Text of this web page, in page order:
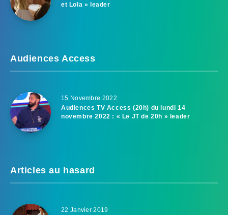
et Lola » leader
Audiences Access
15 Novembre 2022
Audiences TV Access (20h) du lundi 14
novembre 2022 : « Le JT de 20h » leader
Articles au hasard
22 Janvier 2019